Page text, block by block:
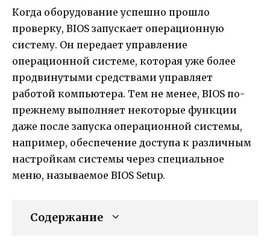
Когда оборудование успешно прошло
проверку, BIOS запускает операционную
систему. Он передает управление
операционной системе, которая уже более
продвинутыми средствами управляет
работой компьютера. Тем не менее, BIOS по-
прежнему выполняет некоторые функции
даже после запуска операционной системы,
например, обеспечение доступа к различным
настройкам системы через специальное
меню, называемое BIOS Setup.
Содержание